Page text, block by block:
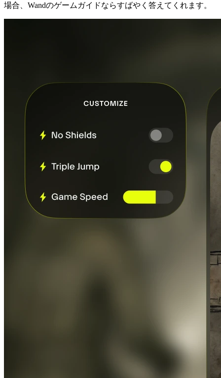
場合、Wandのゲームガイドならすばやく答えてくれます。